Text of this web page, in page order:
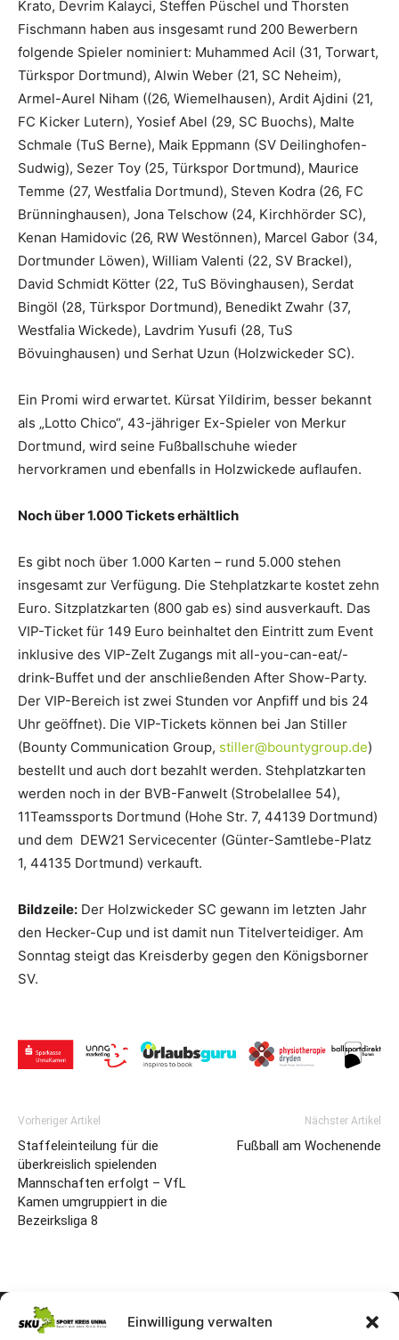
Einwilligung verwalten
Krato, Devrim Kalayci, Steffen Püschel und Thorsten
Fischmann haben aus insgesamt rund 200 Bewerbern
folgende Spieler nominiert: Muhammed Acil (31, Torwart,
Türkspor Dortmund), Alwin Weber (21, SC Neheim),
Armel-Aurel Niham ((26, Wiemelhausen), Ardit Ajdini (21,
FC Kicker Lutern), Yosief Abel (29, SC Buochs), Malte
Schmale (TuS Berne), Maik Eppmann (SV Deilinghofen-
Sudwig), Sezer Toy (25, Türkspor Dortmund), Maurice
Temme (27, Westfalia Dortmund), Steven Kodra (26, FC
Brünninghausen), Jona Telschow (24, Kirchhörder SC),
Kenan Hamidovic (26, RW Westönnen), Marcel Gabor (34,
Dortmunder Löwen), William Valenti (22, SV Brackel),
David Schmidt Kötter (22, TuS Bövinghausen), Serdat
Bingöl (28, Türkspor Dortmund), Benedikt Zwahr (37,
Westfalia Wickede), Lavdrim Yusufi (28, TuS
Bövuinghausen) und Serhat Uzun (Holzwickeder SC).
Ein Promi wird erwartet. Kürsat Yildirim, besser bekannt
als „Lotto Chico“, 43-jähriger Ex-Spieler von Merkur
Dortmund, wird seine Fußballschuhe wieder
hervorkramen und ebenfalls in Holzwickede auflaufen.
Noch über 1.000 Tickets erhältlich
Es gibt noch über 1.000 Karten – rund 5.000 stehen
insgesamt zur Verfügung. Die Stehplatzkarte kostet zehn
Euro. Sitzplatzkarten (800 gab es) sind ausverkauft. Das
VIP-Ticket für 149 Euro beinhaltet den Eintritt zum Event
inklusive des VIP-Zelt Zugangs mit all-you-can-eat/-
drink-Buffet und der anschließenden After Show-Party.
Der VIP-Bereich ist zwei Stunden vor Anpfiff und bis 24
Uhr geöffnet). Die VIP-Tickets können bei Jan Stiller
(Bounty Communication Group, stiller@bountygroup.de)
bestellt und auch dort bezahlt werden. Stehplatzkarten
werden noch in der BVB-Fanwelt (Strobelallee 54),
11Teamssports Dortmund (Hohe Str. 7, 44139 Dortmund)
und dem DEW21 Servicecenter (Günter-Samtlebe-Platz
1, 44135 Dortmund) verkauft.
Bildzeile: Der Holzwickeder SC gewann im letzten Jahr
den Hecker-Cup und ist damit nun Titelverteidiger. Am
Sonntag steigt das Kreisderby gegen den Königsborner
SV.
Vorheriger Artikel
Staffeleinteilung für die
überkreislich spielenden
Mannschaften erfolgt – VfL
Kamen umgruppiert in die
Bezeirksliga 8
Nächster Artikel
Fußball am Wochenende